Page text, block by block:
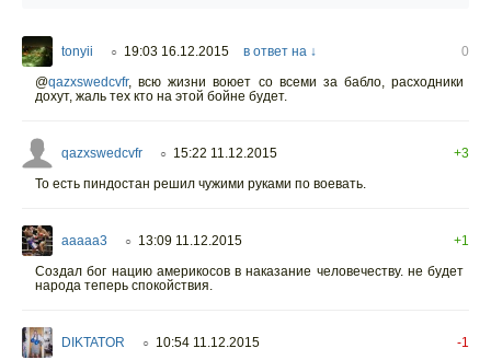
tonyii ○ 19:03 16.12.2015 в ответ на ↓
0
@qazxswedcvfr,всю жизни воюет со всеми за бабло, расходники
дохут, жаль тех кто на этой бойне будет.
qazxswedcvfr ○ 15:22 11.12.2015
+3
То есть пиндостан решил чужими руками по воевать.
ааааа3 ○ 13:09 11.12.2015
+1
Создал бог нацию америкосов в наказание человечеству. не будет
народа теперь спокойствия.
DIKTATOR ○ 10:54 11.12.2015
-1